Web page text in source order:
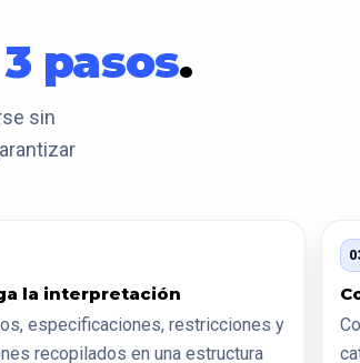
3 pasos.
sin
la interpretación
especificaciones, restricciones y
recopilados en una estructura